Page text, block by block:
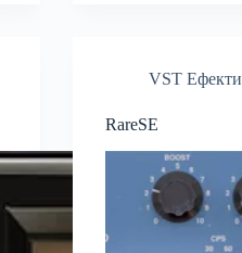
VST Ефекти
RareSE